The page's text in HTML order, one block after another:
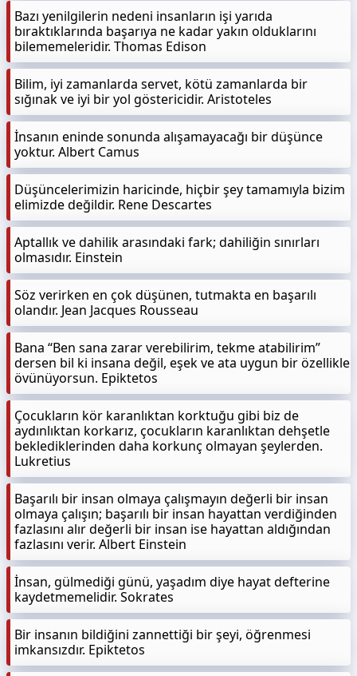
Bazı yenilgilerin nedeni insanların işi yarıda
bıraktıklarında başarıya ne kadar yakın olduklarını
bilememeleridir. Thomas Edison
Bilim, iyi zamanlarda servet, kötü zamanlarda bir
sığınak ve iyi bir yol göstericidir. Aristoteles
İnsanın eninde sonunda alışamayacağı bir düşünce
yoktur. Albert Camus
Düşüncelerimizin haricinde, hiçbir şey tamamıyla bizim
elimizde değildir. Rene Descartes
Aptallık ve dahilik arasındaki fark; dahiliğin sınırları
olmasıdır. Einstein
Söz verirken en çok düşünen, tutmakta en başarılı
olandır. Jean Jacques Rousseau
Bana “Ben sana zarar verebilirim, tekme atabilirim”
dersen bil ki insana değil, eşek ve ata uygun bir özellikle
övünüyorsun. Epiktetos
Çocukların kör karanlıktan korktuğu gibi biz de
aydınlıktan korkarız, çocukların karanlıktan dehşetle
beklediklerinden daha korkunç olmayan şeylerden.
Lukretius
Başarılı bir insan olmaya çalışmayın değerli bir insan
olmaya çalışın; başarılı bir insan hayattan verdiğinden
fazlasını alır değerli bir insan ise hayattan aldığından
fazlasını verir. Albert Einstein
İnsan, gülmediği günü, yaşadım diye hayat defterine
kaydetmemelidir. Sokrates
Bir insanın bildiğini zannettiği bir şeyi, öğrenmesi
imkansızdır. Epiktetos